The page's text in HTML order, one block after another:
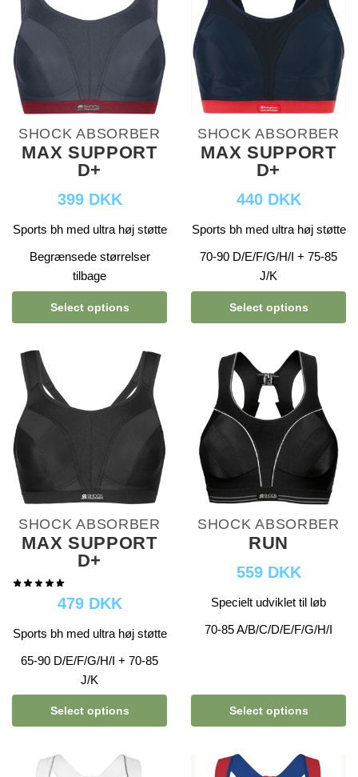
SHOCK ABSORBER
MAX SUPPORT
D+
399 DKK
Sports bh med ultra høj støtte
Begrænsede størrelser
tilbage
Select options
SHOCK ABSORBER
MAX SUPPORT
D+
440 DKK
Sports bh med ultra høj støtte
70-90 D/E/F/G/H/I + 75-85
J/K
Select options
SHOCK ABSORBER
MAX SUPPORT
D+
479 DKK
Sports bh med ultra høj støtte
65-90 D/E/F/G/H/I + 70-85
J/K
Select options
SHOCK ABSORBER
RUN
559 DKK
Specielt udviklet til løb
70-85 A/B/C/D/E/F/G/H/I
Select options